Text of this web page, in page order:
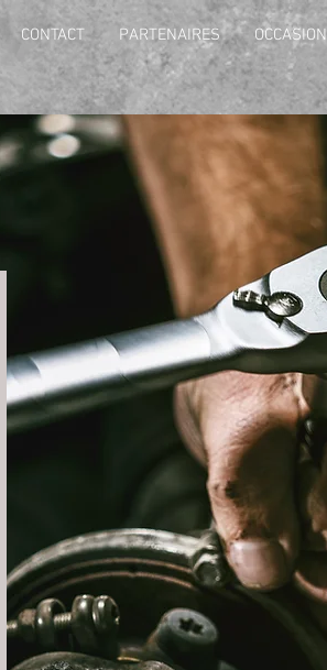
CONTACT PARTENAIRES OCCASION